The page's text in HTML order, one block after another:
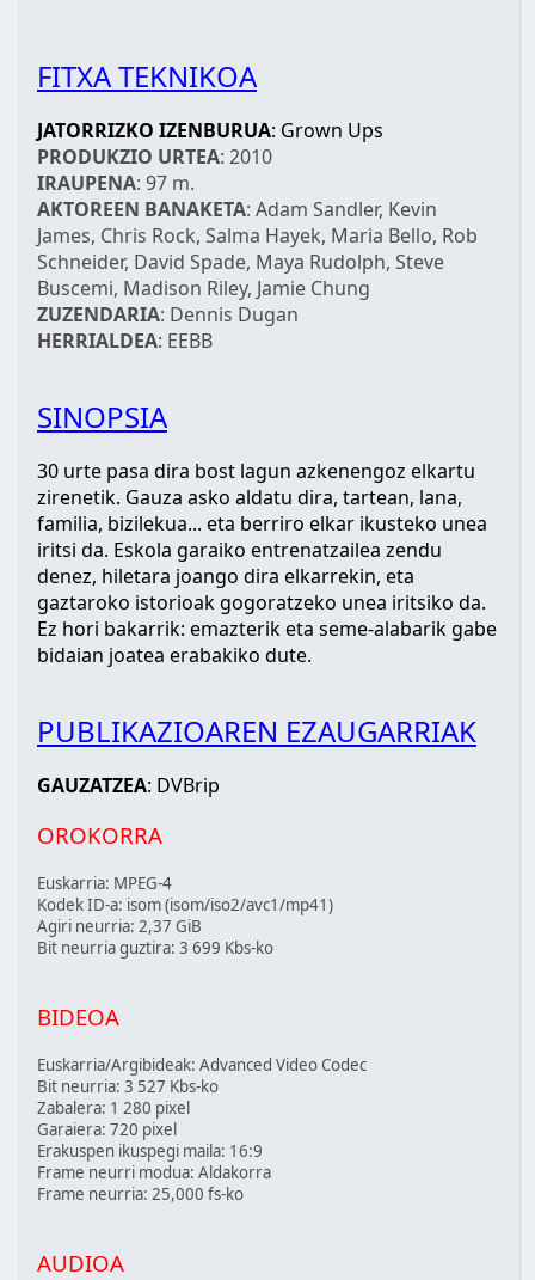
FITXA TEKNIKOA
JATORRIZKO IZENBURUA: Grown Ups
PRODUKZIO URTEA: 2010
IRAUPENA: 97 m.
AKTOREEN BANAKETA: Adam Sandler, Kevin
James, Chris Rock, Salma Hayek, Maria Bello, Rob
Schneider, David Spade, Maya Rudolph, Steve
Buscemi, Madison Riley, Jamie Chung
ZUZENDARIA: Dennis Dugan
HERRIALDEA: EEBB
SINOPSIA
30 urte pasa dira bost lagun azkenengoz elkartu
zirenetik. Gauza asko aldatu dira, tartean, lana,
familia, bizilekua... eta berriro elkar ikusteko unea
iritsi da. Eskola garaiko entrenatzailea zendu
denez, hiletara joango dira elkarrekin, eta
gaztaroko istorioak gogoratzeko unea iritsiko da.
Ez hori bakarrik: emazterik eta seme-alabarik gabe
bidaian joatea erabakiko dute.
PUBLIKAZIOAREN EZAUGARRIAK
GAUZATZEA: DVBrip
OROKORRA
Euskarria: MPEG-4
Kodek ID-a: isom (isom/iso2/avc1/mp41)
Agiri neurria: 2,37 GiB
Bit neurria guztira: 3 699 Kbs-ko
BIDEOA
Euskarria/Argibideak: Advanced Video Codec
Bit neurria: 3 527 Kbs-ko
Zabalera: 1 280 pixel
Garaiera: 720 pixel
Erakuspen ikuspegi maila: 16:9
Frame neurri modua: Aldakorra
Frame neurria: 25,000 fs-ko
AUDIOA